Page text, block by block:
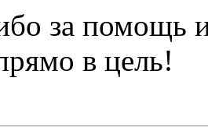
за помощь
в цель!